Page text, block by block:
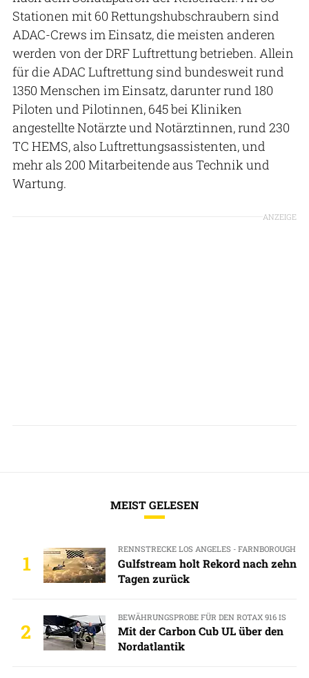
Stationen mit 60 Rettungshubschraubern sind
ADAC-Crews im Einsatz, die meisten anderen
werden von der DRF Luftrettung betrieben. Allein
für die ADAC Luftrettung sind bundesweit rund
1350 Menschen im Einsatz, darunter rund 180
Piloten und Pilotinnen, 645 bei Kliniken
angestellte Notärzte und Notärztinnen, rund 230
TC HEMS, also Luftrettungsassistenten, und
mehr als 200 Mitarbeitende aus Technik und
Wartung.
ANZEIGE
MEIST GELESEN
1
RENNSTRECKE LOS ANGELES - FARNBOROUGH
Gulfstream holt Rekord nach zehn
Tagen zurück
2
BEWÄHRUNGSPROBE FÜR DEN ROTAX 916 IS
Mit der Carbon Cub UL über den
Nordatlantik